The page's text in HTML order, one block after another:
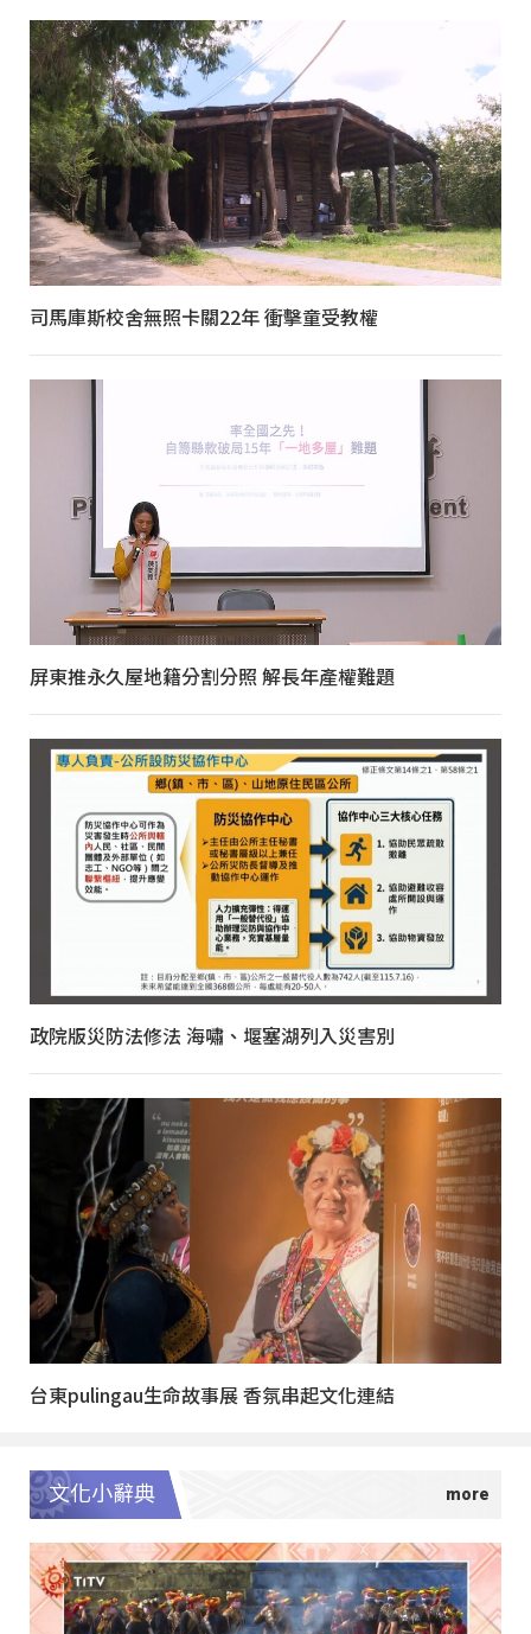
司馬庫斯校舍無照卡關22年 衝擊童受教權
屏東推永久屋地籍分割分照 解長年產權難題
政院版災防法修法 海嘯、堰塞湖列入災害別
台東pulingau生命故事展 香氛串起文化連結
文化小辭典